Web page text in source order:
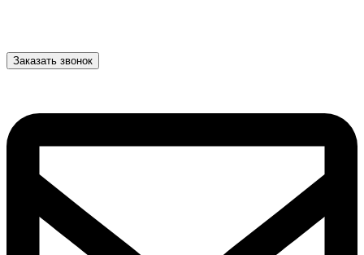
Заказать звонок